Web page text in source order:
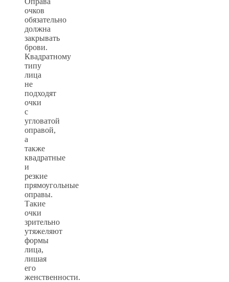
очков
обязательно
должна
закрывать
брови.
Квадратному
типу
лица
не
подходят
очки
с
угловатой
оправой,
а
также
квадратные
и
резкие
прямоугольные
оправы.
Такие
очки
зрительно
утяжеляют
формы
лица,
лишая
его
женственности.